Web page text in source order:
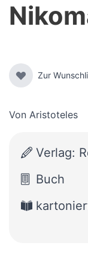
Zur
Von Aristoteles
Verlag:
Buch